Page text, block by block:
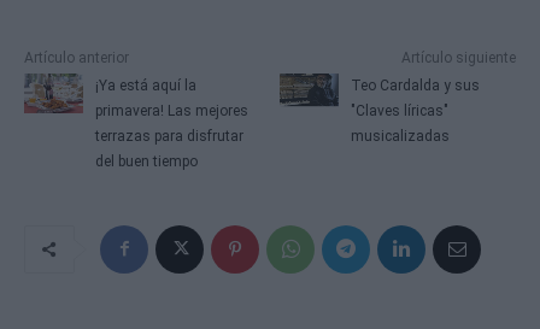
Artículo anterior
¡Ya está aquí la
primavera! Las mejores
terrazas para disfrutar
del buen tiempo
Artículo siguiente
Teo Cardalda y sus
"Claves líricas"
musicalizadas